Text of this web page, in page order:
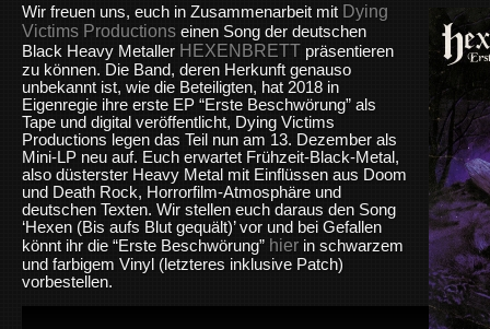
Wir freuen uns, euch in Zusammenarbeit mit Dying
Victims Productions einen Song der deutschen
Black Heavy Metaller HEXENBRETT präsentieren
zu können. Die Band, deren Herkunft genauso
unbekannt ist, wie die Beteiligten, hat 2018 in
Eigenregie ihre erste EP “Erste Beschwörung” als
Tape und digital veröffentlicht, Dying Victims
Productions legen das Teil nun am 13. Dezember als
Mini-LP neu auf. Euch erwartet Frühzeit-Black-Metal,
also düsterster Heavy Metal mit Einflüssen aus Doom
und Death Rock, Horrorfilm-Atmosphäre und
deutschen Texten. Wir stellen euch daraus den Song
‘Hexen (Bis aufs Blut gequält)’ vor und bei Gefallen
könnt ihr die “Erste Beschwörung” hier in schwarzem
und farbigem Vinyl (letzteres inklusive Patch)
vorbestellen.